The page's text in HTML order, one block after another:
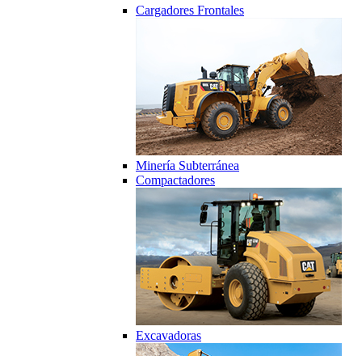
Cargadores Frontales
Minería Subterránea
Compactadores
Excavadoras